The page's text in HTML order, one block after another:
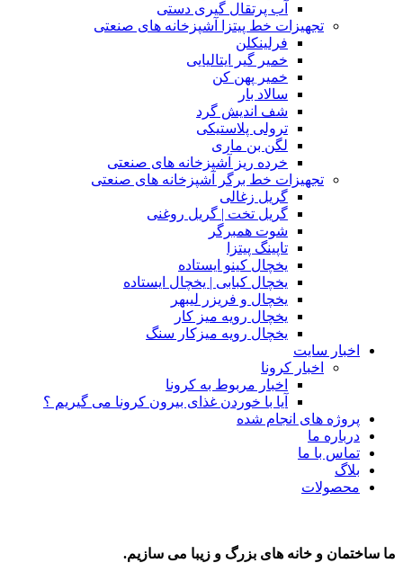
آب پرتقال گیری دستی
تجهیزات خط پیتزا آشپزخانه های صنعتی
فرلینکلن
خمیر گیر ایتالیایی
خمیر پهن کن
سالاد بار
شف اندیش گرد
ترولی پلاستیکی
لگن بن ماری
خرده ریز آشپزخانه های صنعتی
تجهیزات خط برگر آشپزخانه های صنعتی
گریل زغالی
گریل تخت | گریل روغنی
شوت همبرگر
تاپینگ پیتزا
یخچال کینو ایستاده
یخچال کبابی | یخچال ایستاده
یخچال و فریزر لیبهر
یخچال رویه میز کار
یخچال رویه میزکار سنگ
اخبار سایت
اخبار کرونا
اخبار مربوط به کرونا
آیا با خوردن غذای بیرون کرونا می گیریم ؟
پروژه های انجام شده
درباره ما
تماس با ما
بلاگ
محصولات
ما ساختمان و خانه های بزرگ و زیبا می سازیم.